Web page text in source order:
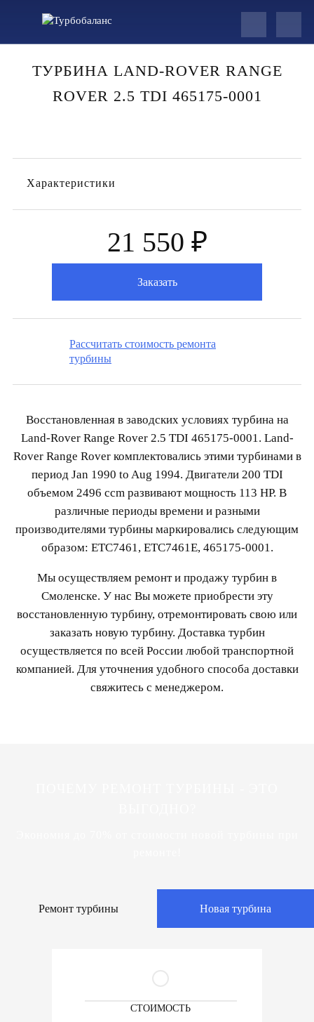
ТУРБИНА LAND-ROVER RANGE
ROVER 2.5 TDI 465175-0001
Характеристики
21 550 ₽
Заказать
Рассчитать стоимость ремонта
турбины
Восстановленная в заводских условиях турбина на
Land-Rover Range Rover 2.5 TDI 465175-0001. Land-
Rover Range Rover комплектовались этими турбинами в
период Jan 1990 to Aug 1994. Двигатели 200 TDI
объемом 2496 ccm развивают мощность 113 HP. В
различные периоды времени и разными
производителями турбины маркировались следующим
образом: ETC7461, ETC7461E, 465175-0001.
Мы осуществляем ремонт и продажу турбин в
Смоленске. У нас Вы можете приобрести эту
восстановленную турбину, отремонтировать свою или
заказать новую турбину. Доставка турбин
осуществляется по всей России любой транспортной
компанией. Для уточнения удобного способа доставки
свяжитесь с менеджером.
Ремонт турбины Новая турбина
СТОИМОСТЬ